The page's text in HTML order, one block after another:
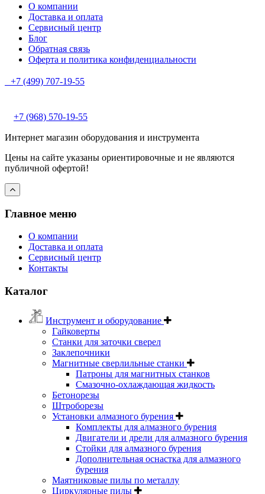
О компании
Доставка и оплата
Сервисный центр
Блог
Обратная связь
Оферта и политика конфиденциальности
+7 (499) 707-19-55
+7 (968) 570-19-55
Интернет магазин оборудования и инструмента
Цены на сайте указаны ориентировочные и не являются
публичной офертой!
Главное меню
О компании
Доставка и оплата
Сервисный центр
Контакты
Каталог
Инструмент и оборудование
Гайковерты
Станки для заточки сверел
Заклепочники
Магнитные сверлильные станки
Патроны для магнитных станков
Смазочно-охлаждающая жидкость
Бетонорезы
Штроборезы
Установки алмазного бурения
Комплекты для алмазного бурения
Двигатели и дрели для алмазного бурения
Стойки для алмазного бурения
Дополнительная оснастка для алмазного
бурения
Маятниковые пилы по металлу
Циркулярные пилы